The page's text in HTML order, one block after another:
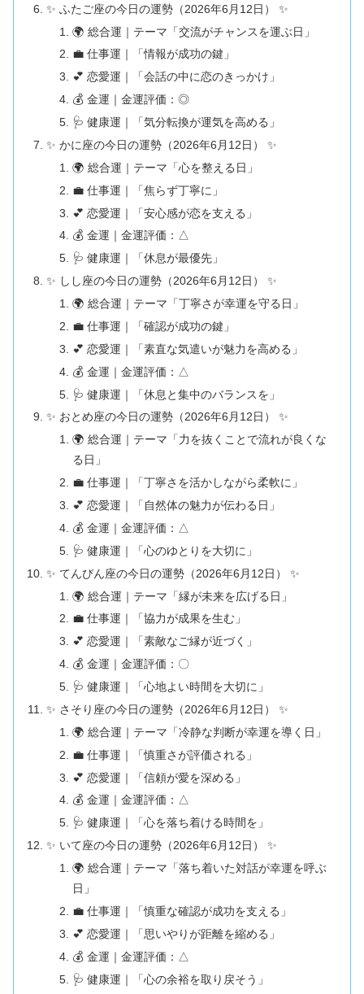
✨ ふたご座の今日の運勢（2026年6月12日） ✨
🌍 総合運｜テーマ「交流がチャンスを運ぶ日」
💼 仕事運｜「情報が成功の鍵」
💕 恋愛運｜「会話の中に恋のきっかけ」
💰 金運｜金運評価：◎
🩺 健康運｜「気分転換が運気を高める」
✨ かに座の今日の運勢（2026年6月12日） ✨
🌍 総合運｜テーマ「心を整える日」
💼 仕事運｜「焦らず丁寧に」
💕 恋愛運｜「安心感が恋を支える」
💰 金運｜金運評価：△
🩺 健康運｜「休息が最優先」
✨ しし座の今日の運勢（2026年6月12日） ✨
🌍 総合運｜テーマ「丁寧さが幸運を守る日」
💼 仕事運｜「確認が成功の鍵」
💕 恋愛運｜「素直な気遣いが魅力を高める」
💰 金運｜金運評価：△
🩺 健康運｜「休息と集中のバランスを」
✨ おとめ座の今日の運勢（2026年6月12日） ✨
🌍 総合運｜テーマ「力を抜くことで流れが良くな
る日」
💼 仕事運｜「丁寧さを活かしながら柔軟に」
💕 恋愛運｜「自然体の魅力が伝わる日」
💰 金運｜金運評価：△
🩺 健康運｜「心のゆとりを大切に」
✨ てんびん座の今日の運勢（2026年6月12日） ✨
🌍 総合運｜テーマ「縁が未来を広げる日」
💼 仕事運｜「協力が成果を生む」
💕 恋愛運｜「素敵なご縁が近づく」
💰 金運｜金運評価：〇
🩺 健康運｜「心地よい時間を大切に」
✨ さそり座の今日の運勢（2026年6月12日） ✨
🌍 総合運｜テーマ「冷静な判断が幸運を導く日」
💼 仕事運｜「慎重さが評価される」
💕 恋愛運｜「信頼が愛を深める」
💰 金運｜金運評価：△
🩺 健康運｜「心を落ち着ける時間を」
✨ いて座の今日の運勢（2026年6月12日） ✨
🌍 総合運｜テーマ「落ち着いた対話が幸運を呼ぶ
日」
💼 仕事運｜「慎重な確認が成功を支える」
💕 恋愛運｜「思いやりが距離を縮める」
💰 金運｜金運評価：△
🩺 健康運｜「心の余裕を取り戻そう」